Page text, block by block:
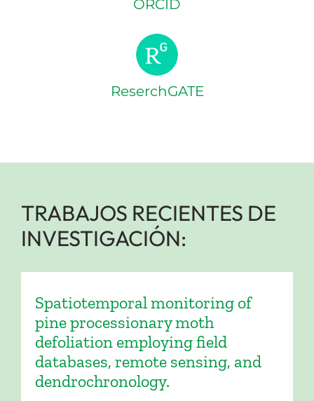
ORCID
ReserchGATE
TRABAJOS RECIENTES DE
INVESTIGACIÓN:
Spatiotemporal monitoring of
pine processionary moth
defoliation employing field
databases, remote sensing, and
dendrochronology.